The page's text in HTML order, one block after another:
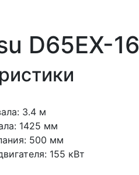
D65EX-16
3.4 м
1425 мм
500 мм
155 кВт